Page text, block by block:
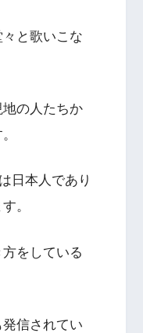
と歌いこな
の人たちか
日本人であり
。
をしている
信されてい